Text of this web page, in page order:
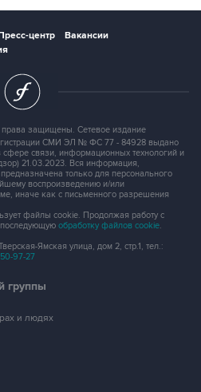
центр
Вакансии
защищены. Сетевое издание
СМИ ЭЛ № ФС 77 - 84928 выдано
связи, информационных технологий и
21.03.2023. Вся информация,
только для персонального
воспроизведению и/или
иначе как с письменного разрешения
файлы cookie. Продолжая работу с
последующую обработку файлов cookie.
Ямская улица, дом 2, стр.1, тел.:
97-27
группы
и людях